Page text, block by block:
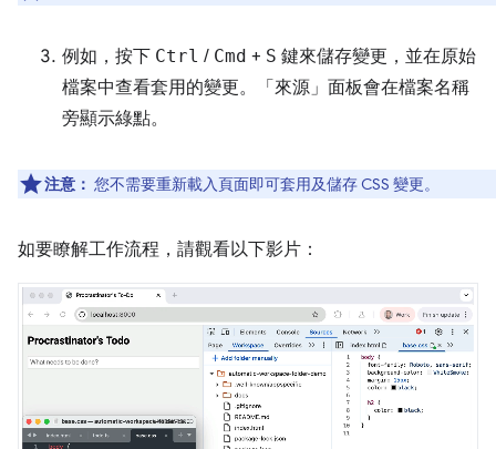
例如，按下 Ctrl / Cmd + S 鍵來儲存變更，並在原始
檔案中查看套用的變更。「來源」 面板會在檔案名稱
旁顯示綠點。
注意： 您不需要重新載入頁面即可套用及儲存 CSS 變更。
如要瞭解工作流程，請觀看以下影片：